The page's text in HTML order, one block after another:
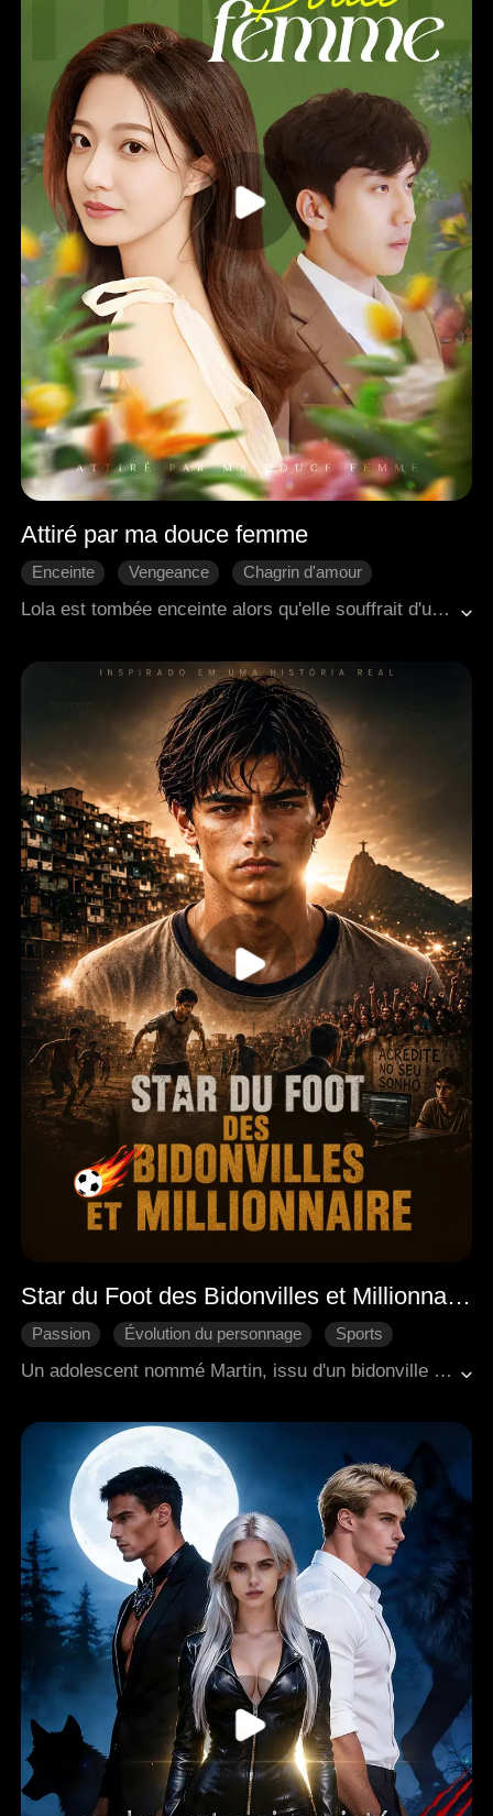
Attiré par ma douce femme
Enceinte Vengeance Chagrin d'amour
Lola est tombée enceinte alors qu'elle souffrait d'un cancer de l'estomac. Mais elle est accusée à tort par Rita, qui se fait passer pour une femme riche. Finalement, Lola a fait une fausse couche. Pleine de ressentiment, Lola a été profondément déçue par son mari Mateo. Après avoir feint sa mort pendant trois ans, elle est revenue dans le seul but de se venger.
Star du Foot des Bidonvilles et Millionnaire
Passion Évolution du personnage
Sports
Come-back
Un adolescent nommé Martin, issu d'un bidonville brésilien, fit son entrée sur le terrain de football, déterminé à rembourser sa dette envers un gang local. Avec l'aide d'un ancien joueur de l'équipe nationale, aujourd'hui retraité et boitillant, ainsi que de son meilleur ami, il combina le football de quartier avec les mouvements de danse samba, typiques de la culture brésilienne. Finalement, il marqua le but décisif lors des qualifications pour la Coupe du Monde, réalisant non seulement son propre rêve, mais aussi celui de son mentor, l'ancien joueur de l'équipe nationale.